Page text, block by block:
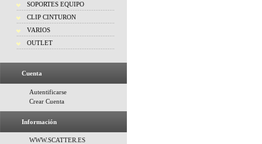
SOPORTES EQUIPO
CLIP CINTURON
VARIOS
OUTLET
Cuenta
Autentificarse
Crear Cuenta
Información
WWW.SCATTER.ES